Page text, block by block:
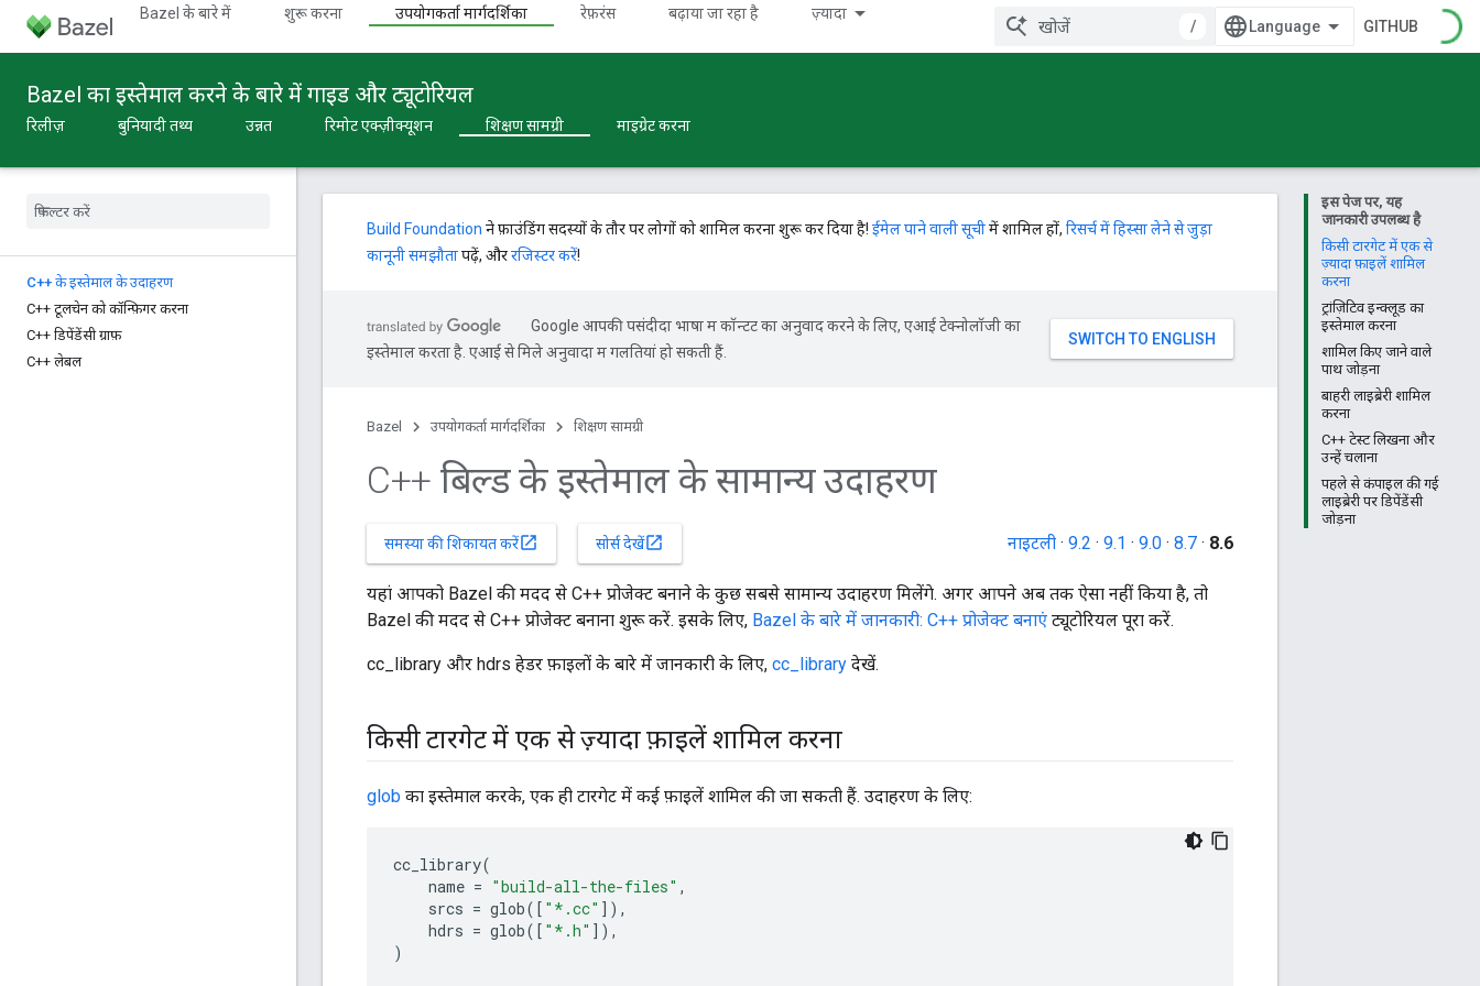
Bazel के बारे में शुरू करना उपयोगकर्ता मार्गदर्शिका रेफ़रंस बढ़ाया जा रहा है ज़्यादा
/ GITHUB
Bazel का इस्तेमाल करने के बारे में गाइड और ट्यूटोरियल
रिलीज़ बुनियादी तथ्य उन्नत रिमोट एक्ज़ीक्यूशन शिक्षण सामग्री माइग्रेट करना
C++ के इस्तेमाल के उदाहरण
C++ टूलचेन को कॉन्फ़िगर करना
C++ डिपेंडेंसी ग्राफ़
C++ लेबल
इस पेज पर, यह
जानकारी उपलब्ध है
किसी टारगेट में एक से
ज़्यादा फ़ाइलें शामिल
करना
ट्रांज़िटिव इन्क्लूड का
इस्तेमाल करना
शामिल किए जाने वाले
पाथ जोड़ना
बाहरी लाइब्रेरी शामिल
करना
C++ टेस्ट लिखना और
उन्हें चलाना
पहले से कंपाइल की गई
लाइब्रेरी पर डिपेंडेंसी
जोड़ना
Build Foundation ने फ़ाउंडिंग सदस्यों के तौर पर लोगों को शामिल करना शुरू कर दिया है! ईमेल पाने वाली सूचीमें शामिल हों, रिसर्च में हिस्सा लेने से जुड़ा
कानूनी समझौतापढ़ें, औररजिस्टर करें!
Google आपकी पसंदीदा भाषा में कॉन्टेंट का अनुवाद करने के लिए, एआई टेक्नोलॉजी का
इस्तेमाल करता है. एआई से मिले अनुवादों में गलतियां हो सकती हैं.
Bazel उपयोगकर्ता मार्गदर्शिका शिक्षण सामग्री
C++ बिल्ड के इस्तेमाल के सामान्य उदाहरण
समस्या की शिकायत करेंopen_in_new सोर्स देखेंopen_in_new नाइटली · 9.2 · 9.1 · 9.0 · 8.7 · 8.6
यहां आपको Bazel की मदद से C++ प्रोजेक्ट बनाने के कुछ सबसे सामान्य उदाहरण मिलेंगे. अगर आपने अब तक ऐसा नहीं किया है, तो
Bazel की मदद से C++ प्रोजेक्ट बनाना शुरू करें. इसके लिए, Bazel के बारे में जानकारी: C++ प्रोजेक्ट बनाएं ट्यूटोरियल पूरा करें.
cc_library और hdrs हेडर फ़ाइलों के बारे में जानकारी के लिए, cc_library देखें.
किसी टारगेट में एक से ज़्यादा फ़ाइलें शामिल करना
glob का इस्तेमाल करके, एक ही टारगेट में कई फ़ाइलें शामिल की जा सकती हैं. उदाहरण के लिए:
cc_library(
name = "build-all-the-files" ,
srcs = glob([ "*.cc" ]),
hdrs = glob([ "*.h" ]),
)